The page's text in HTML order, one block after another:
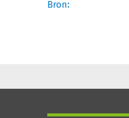
Bron: